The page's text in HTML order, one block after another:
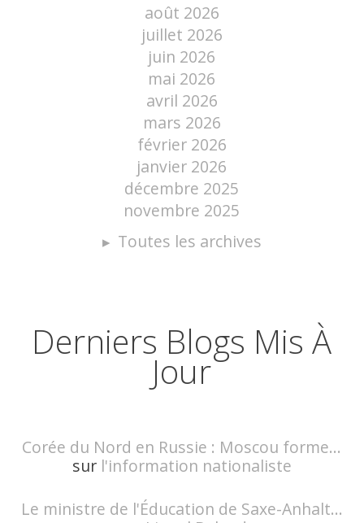
août 2026
juillet 2026
juin 2026
mai 2026
avril 2026
mars 2026
février 2026
janvier 2026
décembre 2025
novembre 2025
Toutes les archives
Derniers Blogs Mis À
Jour
Corée du Nord en Russie : Moscou forme...
sur l'information nationaliste
Le ministre de l'Éducation de Saxe-Anhalt...